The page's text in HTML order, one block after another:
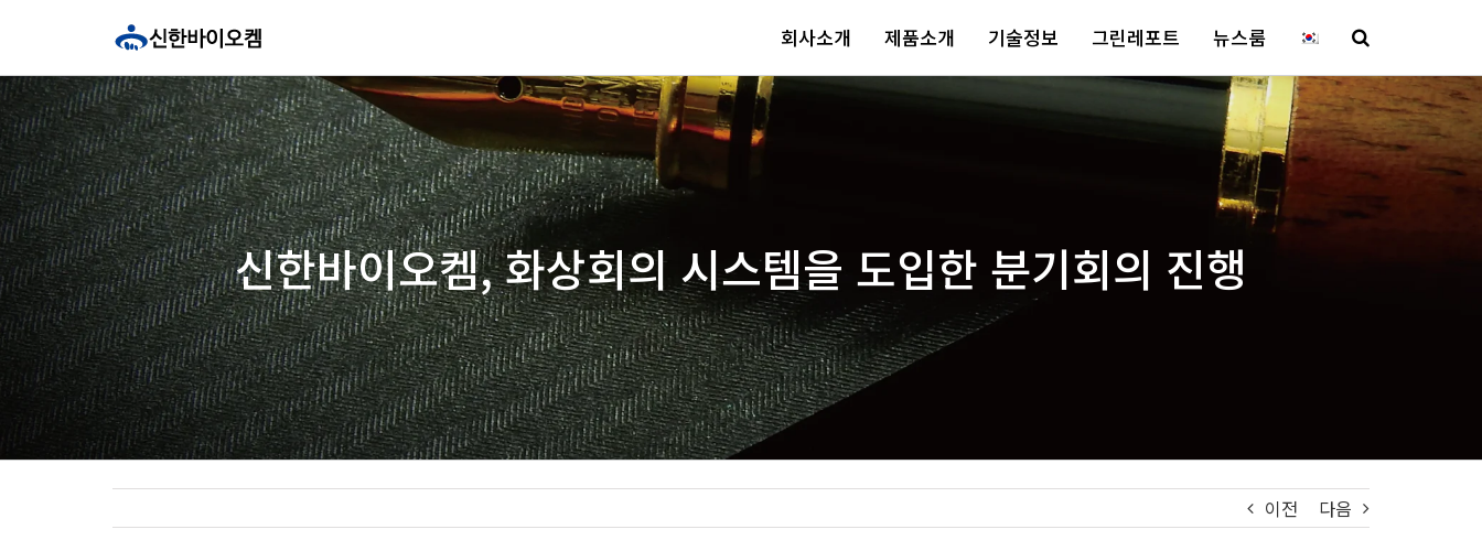
로
건
너
뛰
기
회사소개 제품소개 기술정보 그린레포트 뉴스룸
신한바이오켐, 화상회의 시스템을 도입한 분기회의 진행
이전 다음